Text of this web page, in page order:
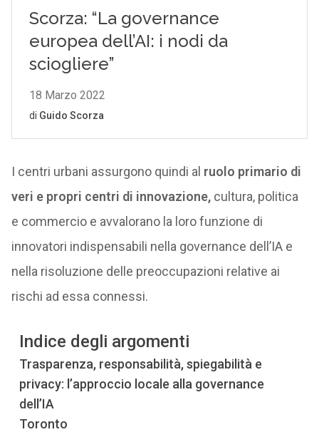
I centri urbani assurgono quindi al ruolo primario di
veri e propri centri di innovazione,cultura, politica
e commercio e avvalorano la loro funzione di
innovatori indispensabili nella governance dell’IA e
nella risoluzione delle preoccupazioni relative ai
rischi ad essa connessi.
Indice degli argomenti
Trasparenza, responsabilità, spiegabilità e
privacy: l’approccio locale alla governance
dell’IA
Toronto